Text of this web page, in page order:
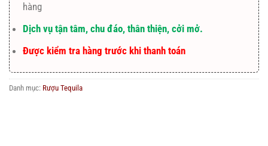
hàng
Dịch vụ tận tâm, chu đáo, thân thiện, cởi mở.
Được kiểm tra hàng trước khi thanh toán
Danh mục: Rượu Tequila